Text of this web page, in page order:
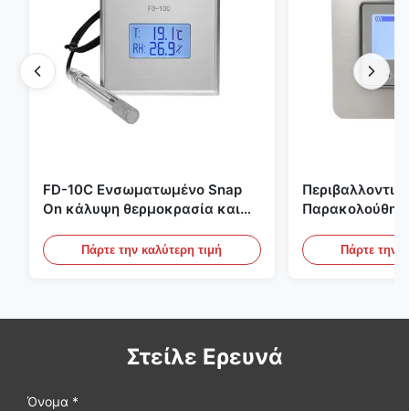
FD-10C Ενσωματωμένο Snap
On κάλυψη θερμοκρασία και
αντηλιακό οθόνη από
ανοξείδωτο χάλυβα
Πάρτε την καλύτερη τιμή
Ανοξείδωτο
20mA/RS485
Πάρτε την
Στείλε Ερευνά
Όνομα *